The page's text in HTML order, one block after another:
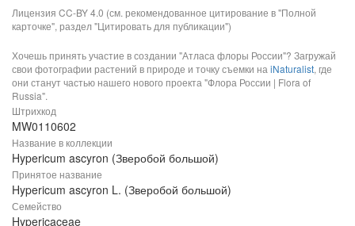
Лицензия CC-BY 4.0 (см. рекомендованное цитирование в "Полной
карточке", раздел "Цитировать для публикации")
Хочешь принять участие в создании "Атласа флоры России"? Загружай
свои фотографии растений в природе и точку съемки на iNaturalist, где
они станут частью нашего нового проекта "Флора России | Flora of
Russia".
Штрихкод
MW0110602
Название в коллекции
Hypericum ascyron (Зверобой большой)
Принятое название
Hypericum ascyron L. (Зверобой большой)
Семейство
Hypericaceae